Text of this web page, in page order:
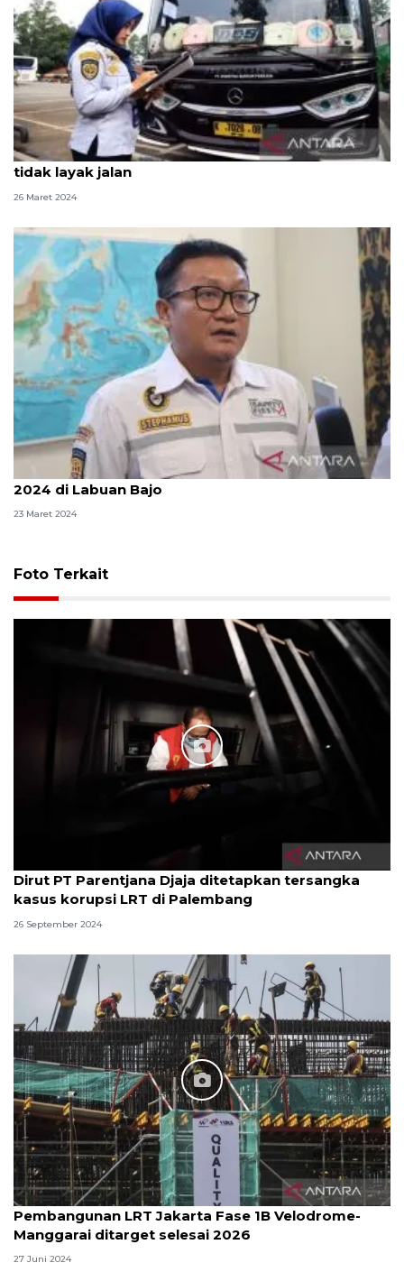
Dishub: Bus gunakan klakson telolet dinyatakan
tidak layak jalan
26 Maret 2024
Kemenhub sediakan 300 tiket Pelni gratis Lebaran
2024 di Labuan Bajo
23 Maret 2024
Foto Terkait
Dirut PT Parentjana Djaja ditetapkan tersangka
kasus korupsi LRT di Palembang
26 September 2024
Pembangunan LRT Jakarta Fase 1B Velodrome-
Manggarai ditarget selesai 2026
27 Juni 2024